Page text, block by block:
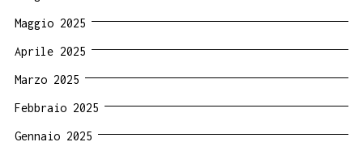
Maggio 2025
Aprile 2025
Marzo 2025
Febbraio 2025
Gennaio 2025